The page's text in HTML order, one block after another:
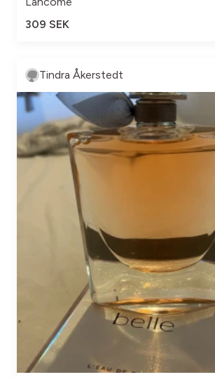
309 SEK
Tindra Åkerstedt